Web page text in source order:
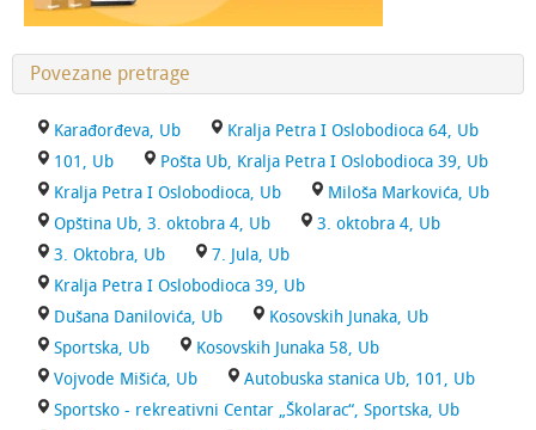
Povezane pretrage
Karađorđeva, Ub
Kralja Petra I Oslobodioca 64, Ub
101, Ub
Pošta Ub, Kralja Petra I Oslobodioca 39, Ub
Kralja Petra I Oslobodioca, Ub
Miloša Markovića, Ub
Opština Ub, 3. oktobra 4, Ub
3. oktobra 4, Ub
3. Oktobra, Ub
7. Jula, Ub
Kralja Petra I Oslobodioca 39, Ub
Dušana Danilovića, Ub
Kosovskih Junaka, Ub
Sportska, Ub
Kosovskih Junaka 58, Ub
Vojvode Mišića, Ub
Autobuska stanica Ub, 101, Ub
Sportsko - rekreativni Centar „Školarac“, Sportska, Ub